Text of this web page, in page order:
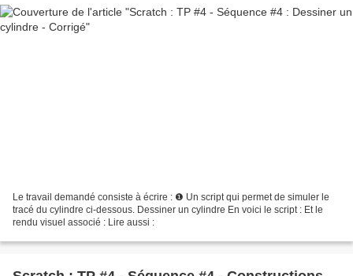
Le travail demandé consiste à écrire : ❶ Un script qui permet de simuler le
tracé du cylindre ci-dessous. Dessiner un cylindre En voici le script : Et le
rendu visuel associé : Lire aussi :